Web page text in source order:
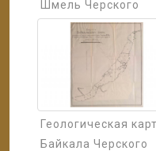
Шмель Черского
Геологическая
Байкала Черского